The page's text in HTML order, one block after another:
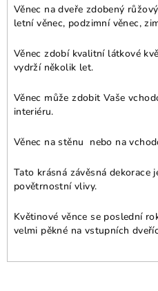
Věnec na dveře zdobený
letní věnec, podzimní věnec,
Věnec zdobí kvalitní látkové
vydrží několik let.
Věnec může zdobit Vaše
interiéru.
Věnec na stěnu nebo na
Tato krásná závěsná dekorace
povětrnostní vlivy.
Květinové věnce se poslední
velmi pěkné na vstupních